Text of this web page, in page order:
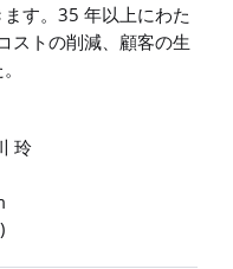
す。35 年以上にわた
ストの削減、顧客の生
玲